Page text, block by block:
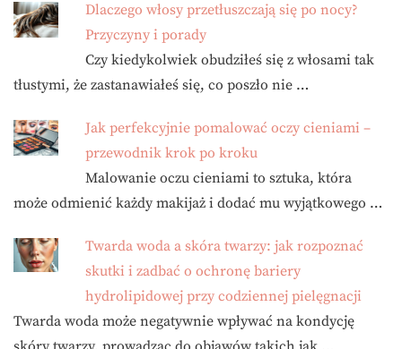
Dlaczego włosy przetłuszczają się po nocy?
Przyczyny i porady
Czy kiedykolwiek obudziłeś się z włosami tak
tłustymi, że zastanawiałeś się, co poszło nie …
Jak perfekcyjnie pomalować oczy cieniami –
przewodnik krok po kroku
Malowanie oczu cieniami to sztuka, która
może odmienić każdy makijaż i dodać mu wyjątkowego …
Twarda woda a skóra twarzy: jak rozpoznać
skutki i zadbać o ochronę bariery
hydrolipidowej przy codziennej pielęgnacji
Twarda woda może negatywnie wpływać na kondycję